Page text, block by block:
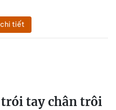
chi tiết
tay chân trôi